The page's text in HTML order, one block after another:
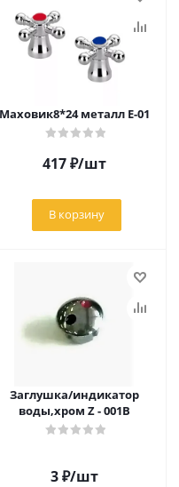
Маховик8*24 металл Е-01
417₽/шт
В корзину
Заглушка/индикатор
воды,хром Z - 001В
3₽/шт